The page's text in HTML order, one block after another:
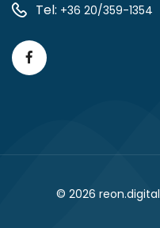
Tel: +36 20/359-1354
© 2026 reon.digital